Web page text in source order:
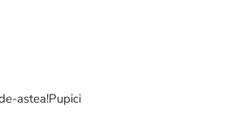
astea!Pupici